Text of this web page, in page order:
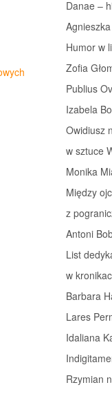
Danae –
Humor w
Zofia
Publius
Izabela
Owidiusz
w sztuce
Monika
Między
z
Antoni
List
w
Barbara
Lares
Idaliana
Rzymian